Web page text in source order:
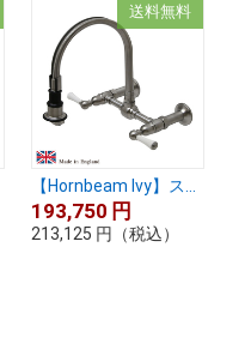
送料無料
【Hornbeam Ivy】ス...
193,750 円
213,125 円 （税込）